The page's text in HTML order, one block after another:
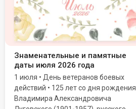
Знаменательные и памятные
даты июля 2026 года
1 июля • День ветеранов боевых
действий • 125 лет со дня рождения
Владимира Александровича